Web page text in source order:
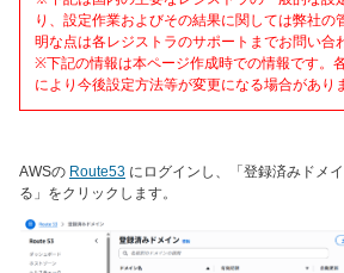
り、設定作業およびその結果に関しては弊社の
明な点は各レジストラのサポートまでお問い合
※下記の情報は本ページ作成時での情報です。
により今後設定方法等が変更になる場合があり
AWSの Route53 にログインし、「登録済みドメ
る」をクリックします。